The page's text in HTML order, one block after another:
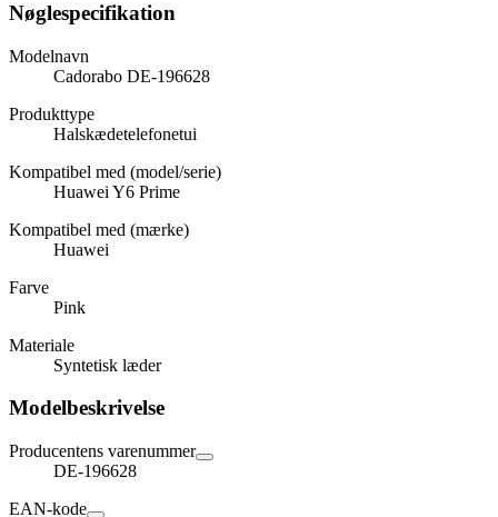
Nøglespecifikation
Modelnavn
Cadorabo DE-196628
Produkttype
Halskædetelefonetui
Kompatibel med (model/serie)
Huawei Y6 Prime
Kompatibel med (mærke)
Huawei
Farve
Pink
Materiale
Syntetisk læder
Modelbeskrivelse
Producentens varenummer
DE-196628
EAN-kode